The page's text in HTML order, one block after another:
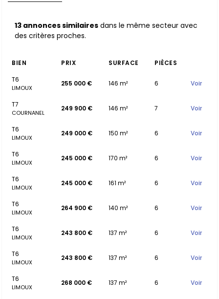
13 annonces similaires dans le même secteur avec
des critères proches.
BIEN PRIX SURFACE
PIÈCES
T6
LIMOUX
255 000 € 146 m² 6 Voir
T7
COURNANEL
249 900 € 146 m² 7 Voir
T6
LIMOUX
249 000 € 150 m² 6 Voir
T6
LIMOUX
245 000 € 170 m² 6 Voir
T6
LIMOUX
245 000 € 161 m² 6 Voir
T6
LIMOUX
264 900 € 140 m² 6 Voir
T6
LIMOUX
243 800 € 137 m² 6 Voir
T6
LIMOUX
243 800 € 137 m² 6 Voir
T6
LIMOUX
268 000 € 137 m² 6 Voir